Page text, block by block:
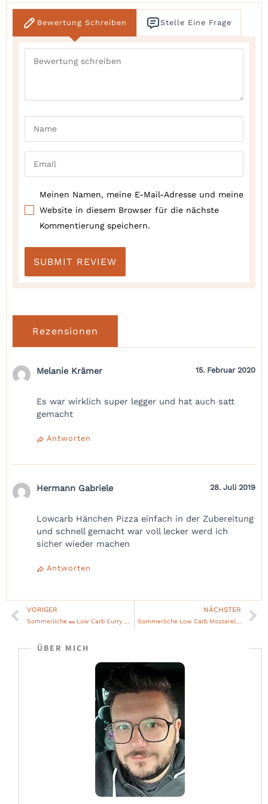
Bewertung Schreiben Stelle Eine Frage
Meinen Namen, meine E-Mail-Adresse und meine
Website in diesem Browser für die nächste
Kommentierung speichern.
Rezensionen
Melanie Krämer 15. Februar 2020
Es war wirklich super legger und hat auch satt
gemacht
Antworten
Hermann Gabriele 28. Juli 2019
Lowcarb Hänchen Pizza einfach in der Zubereitung
und schnell gemacht war voll lecker werd ich
sicher wieder machen
Antworten
Zurück
VORIGER
Sommerliche 🌯 Low Carb Curry Chicken Mango Salat Wraps
NÄCHSTER
Sommerliche Low Carb Mozzarella Bällchen Pesto Spieße
ÜBER MICH